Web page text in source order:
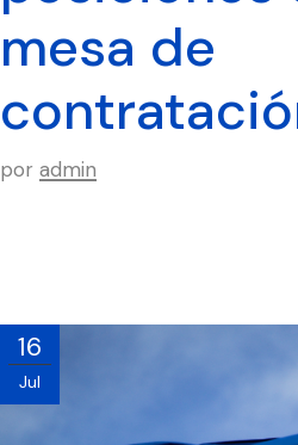
mesa de
por admin
16
Jul